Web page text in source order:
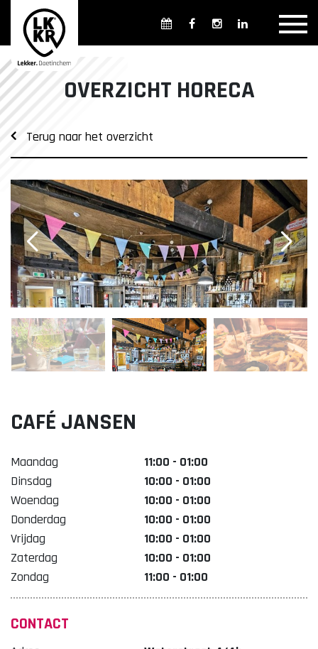
Overzicht winkels
Openingsdagen en -tijden
Weekmarkten
Overzicht Cultuur & Musea
Parkeren in Doetinchem
Openbaar vervoer
Gratis Shuttle
FAQ
Organisatie Binnenstadbedrijf Doetinchem
OVERZICHT HORECA
Terug naar het overzicht
CAFÉ JANSEN
Maandag
11:00 - 01:00
Dinsdag
10:00 - 01:00
Woendag
10:00 - 01:00
Donderdag
10:00 - 01:00
Vrijdag
10:00 - 01:00
Zaterdag
10:00 - 01:00
Zondag
11:00 - 01:00
CONTACT